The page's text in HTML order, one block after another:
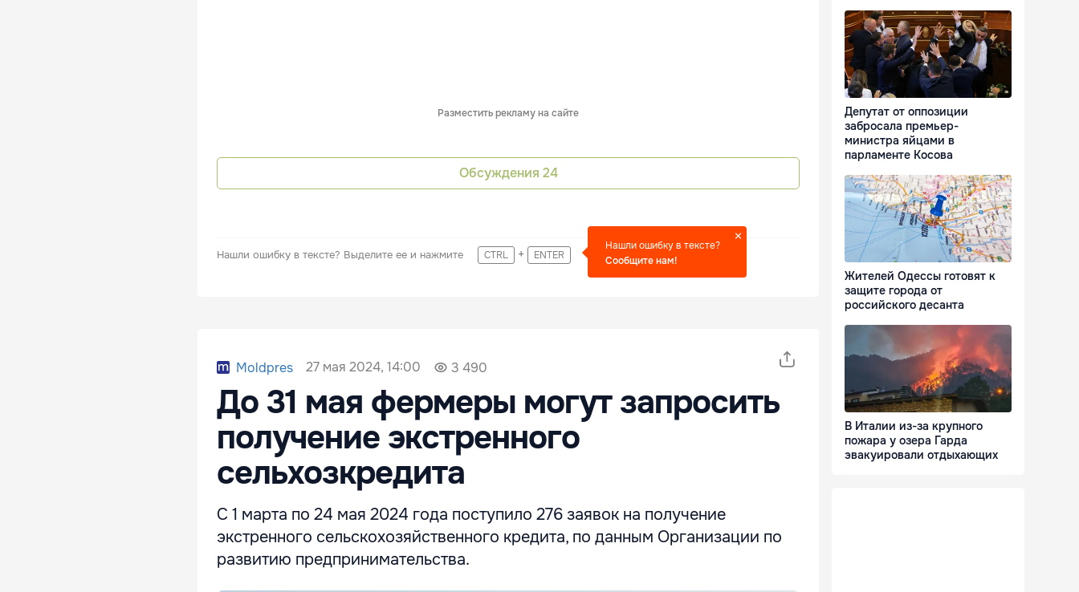
Разместить рекламу на сайте
Обсуждения 24
Нашли ошибку в тексте? Выделите ее и нажмите CTRL + ENTER
Нашли ошибку в тексте?
Сообщите нам!
Moldpres 27 мая 2024, 14:00 3 490
До 31 мая фермеры могут запросить
получение экстренного
сельхозкредита
С 1 марта по 24 мая 2024 года поступило 276 заявок на получение
экстренного сельскохозяйственного кредита, по данным Организации по
развитию предпринимательства.
Депутат от оппозиции
забросала премьер-
министра яйцами в
парламенте Косова
Жителей Одессы готовят к
защите города от
российского десанта
В Италии из-за крупного
пожара у озера Гарда
эвакуировали отдыхающих